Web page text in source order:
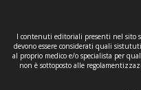
I contenuti editoriali presenti nel sito
devono essere considerati quali
al proprio medico e/o specialista per
non è sottoposto alle